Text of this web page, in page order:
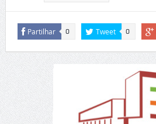
Partilhar 0 Tweet 0